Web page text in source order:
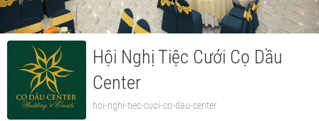
Hội Nghị Tiệc Cưới Cọ Dầu
Center
hoi-nghi-tiec-cuoi-co-dau-center